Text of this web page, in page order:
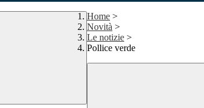
Home >
Novità >
Le notizie >
Pollice verde